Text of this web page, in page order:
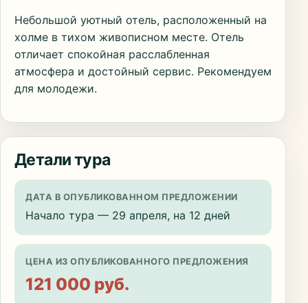
Небольшой уютный отель, расположенный на
холме в тихом живописном месте. Отель
отличает спокойная расслабленная
атмосфера и достойный сервис. Рекомендуем
для молодежи.
Детали тура
ДАТА В ОПУБЛИКОВАННОМ ПРЕДЛОЖЕНИИ
Начало тура — 29 апреля, на 12 дней
ЦЕНА ИЗ ОПУБЛИКОВАННОГО ПРЕДЛОЖЕНИЯ
121 000 руб.